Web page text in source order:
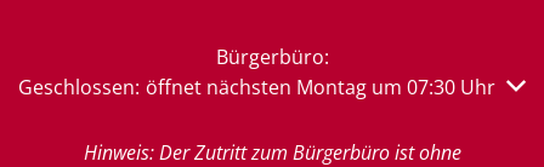
Bürgerbüro:
Klicken, um weitere Öffnungs- oder Schließzeiten
Geschlossen: öffnet nächsten Montag um 07:30 Uhr
Hinweis: Der Zutritt zum Bürgerbüro ist ohne